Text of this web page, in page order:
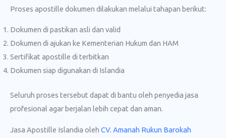
Proses apostille dokumen dilakukan melalui tahapan berikut:
Dokumen di pastikan asli dan valid
Dokumen di ajukan ke Kementerian Hukum dan HAM
Sertifikat apostille di terbitkan
Dokumen siap digunakan di Islandia
Seluruh proses tersebut dapat di bantu oleh penyedia jasa
profesional agar berjalan lebih cepat dan aman.
Jasa Apostille Islandia oleh CV. Amanah Rukun Barokah